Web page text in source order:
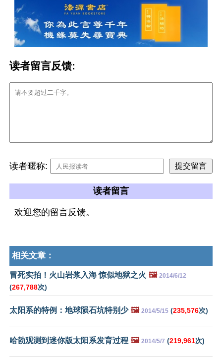
读者留言反馈:
读者暱称:
读者留言
欢迎您的留言反馈。
相关文章：
冒死实拍！火山岩浆入海 惊似地狱之火 🖼️ 2014/6/12
(267,788次)
太阳系的特例：地球陨石坑特别少 🖼️ 2014/5/15 (235,576次)
哈勃观测到迷你版太阳系发育过程 🖼️ 2014/5/7 (219,961次)